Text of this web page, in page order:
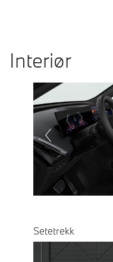
Interiør
Prevoius
Setetrekk